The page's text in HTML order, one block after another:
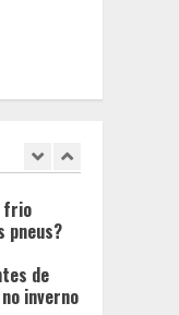
frio
pneus?
de
inverno